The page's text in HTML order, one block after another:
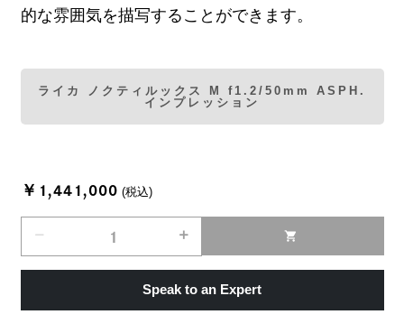
的な雰囲気を描写することができます。
ライカ ノクティルックス M f1.2/50mm ASPH.
インプレッション
￥1,441,000 (税込)
remove add shopping_cart
Speak to an Expert